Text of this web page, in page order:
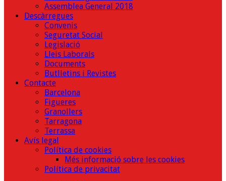
Assemblea General 2018
Descàrregues
Convenis
Seguretat Social
Legislació
Lleis Laborals
Documents
Butlletins i Revistes
Contacte
Barcelona
Figueres
Granollers
Tarragona
Terrassa
Avís legal
Política de cookies
Més informació sobre les cookies
Política de privacitat